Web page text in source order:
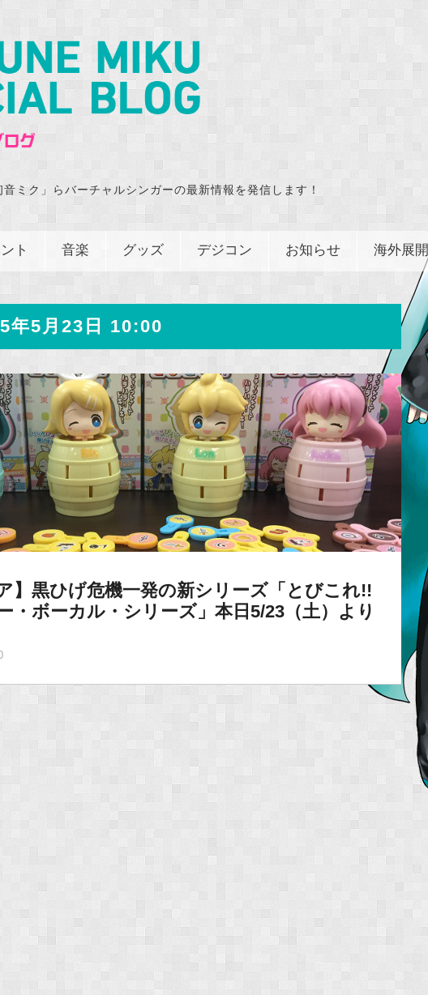
ミク」らバーチャルシンガーの最新情報を発信します！
ト 音楽 グッズ デジコン お知らせ 海外展開
年5月23日 10:00
】黒ひげ危機一発の新シリーズ「とびこれ!!
・ボーカル・シリーズ」本日5/23（土）より